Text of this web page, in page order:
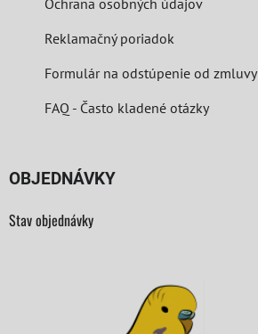
Ochrana osobných údajov
Reklamačný poriadok
Formulár na odstúpenie od zmluvy
FAQ - Často kladené otázky
OBJEDNÁVKY
Stav objednávky